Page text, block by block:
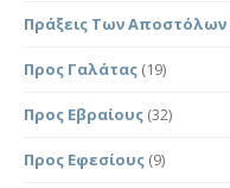
Πράξεις Των Αποστόλων
Προς Γαλάτας (19)
Προς Εβραίους (32)
Προς Εφεσίους (9)